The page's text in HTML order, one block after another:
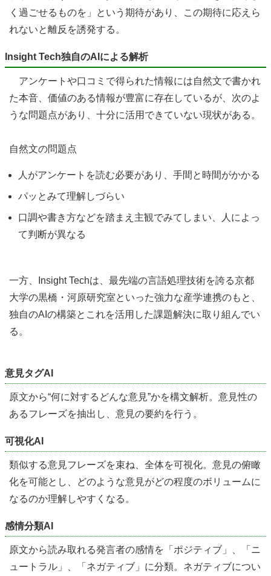
く過ごせるものを」という期待があり、この期待に応えら
れないと離反を誘発する。
Insight Tech独自のAIによる解析
アンケートや口コミで得られた情報には自然文で書かれ
た本音、価値のある情報が豊富に存在しているが、次のよ
うな問題点があり、十分に活用できていない現状がある。
自然文の問題点
人がアンケートを読む必要があり、手間と時間がかかる
パッとみて理解しづらい
口調や書き方などを踏まえ主観でみてしまい、人によっ
て判断が異なる
一方、Insight Techは、最先端の言語処理技術を誇る京都
大学の黒橋・河原研究室といった強力な産学連携のもと、
独自のAIの構築とこれを活用した課題解決に取り組んでい
る。
意見タグAI
原文から“何に対するどんな意見”かを構文解析。意見性の
あるフレーズを抽出し、意見の要約を行う。
可視化AI
類似する意見フレーズを束ね、全体を可視化。意見の俯瞰
化を可能とし、どのような意見がどの程度のボリュームに
なるのか理解しやすくなる。
感情分類AI
原文から読み取れる発言者の感情を「ポジティブ」、「ニ
ュートラル」、「ネガティブ」に分類。ネガティブについ